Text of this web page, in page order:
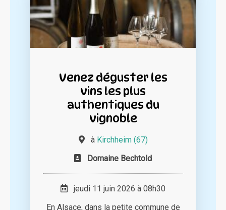
Venez déguster les
vins les plus
authentiques du
vignoble
à Kirchheim (67)
Domaine Bechtold
jeudi 11 juin 2026 à 08h30
En Alsace, dans la petite commune de